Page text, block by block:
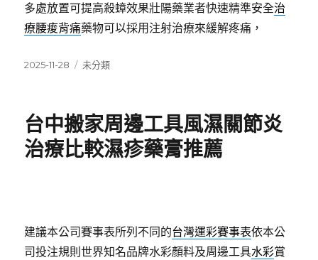
多處放置可提高殺蟑效果壯陽藥業者快速精準安全治
療腰痠背痛藥物可以採用注射治療來緩解疼痛，
發
2025-11-28
分
未分類
台中搬家周邊工具風濕關節炎
治療比較濕疹藥膏推薦
建議本公司賽事表所列不同的台灣運彩賽事表依本公
司投注規則世界知名品牌水彩顏料及周邊工具水彩賞